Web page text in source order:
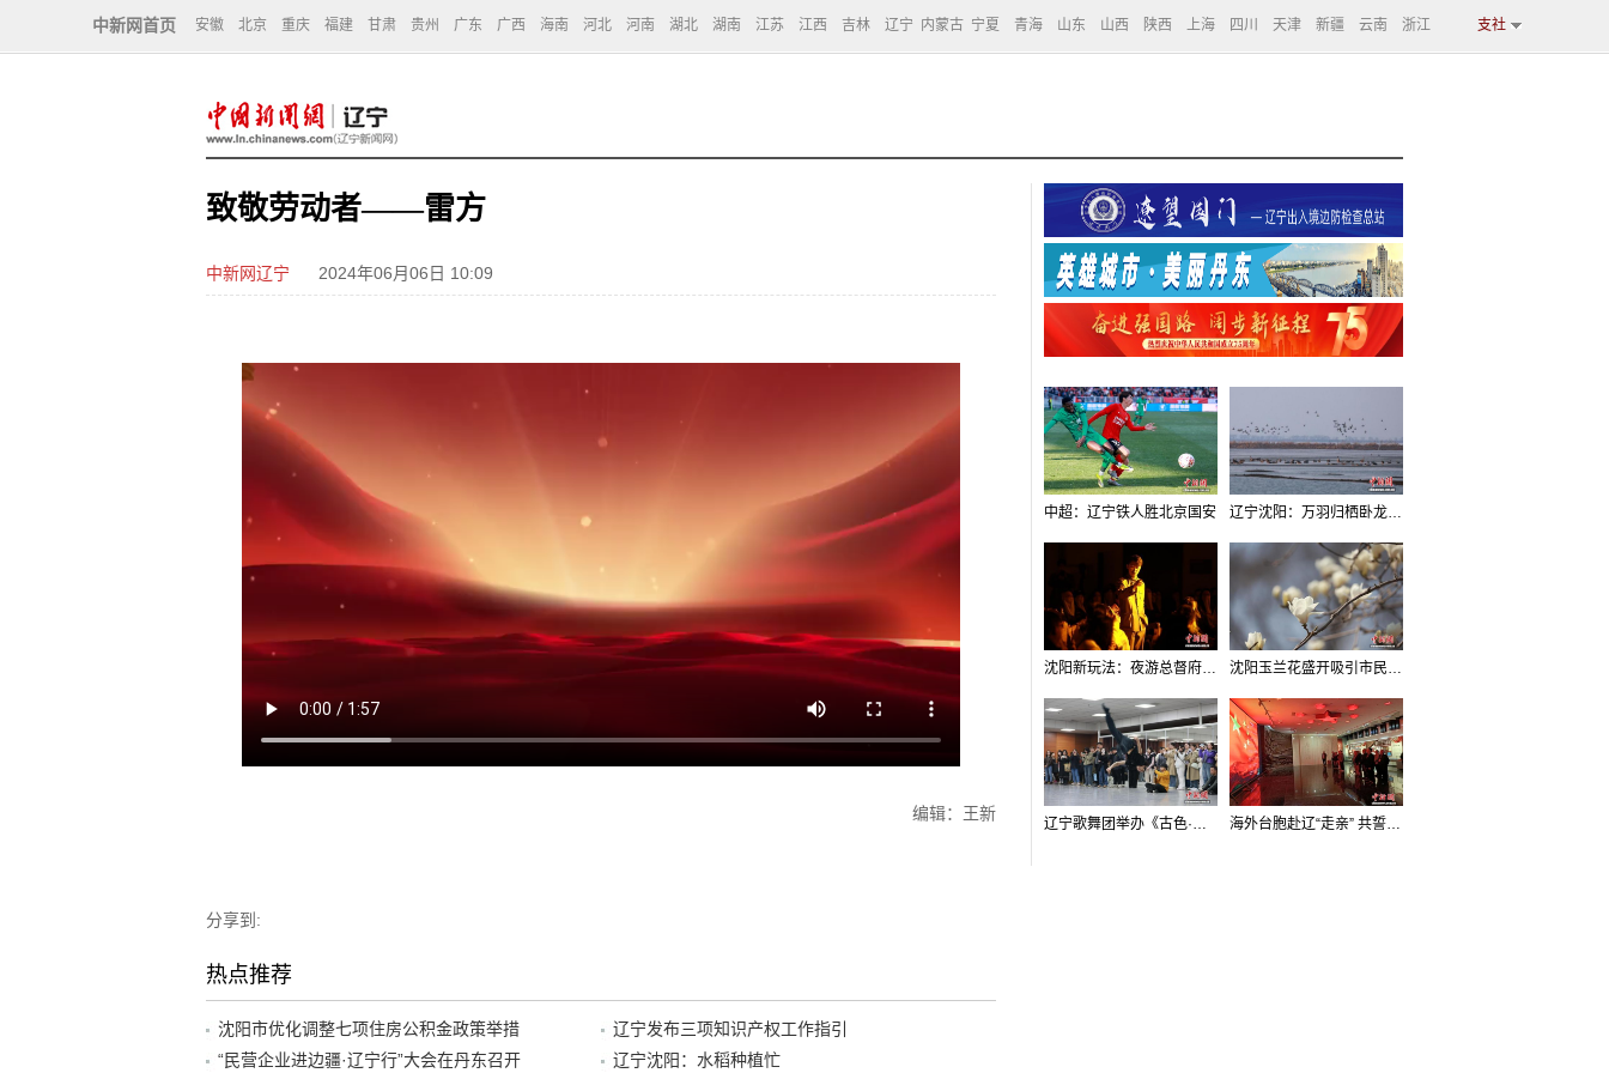
中新网首页 安徽 北京 重庆 福建 甘肃 贵州 广东 广西 海南 河北 河南 湖北 湖南 江苏 江西 吉林 辽宁 内蒙古 宁夏 青海 山东 山西 陕西 上海 四川 天津 新疆 云南 浙江 支社
致敬劳动者——雷方
中新网辽宁 2024年06月06日 10:09
编辑：王新
分享到:
热点推荐
沈阳市优化调整七项住房公积金政策举措
辽宁发布三项知识产权工作指引
“民营企业进边疆·辽宁行”大会在丹东召开
辽宁沈阳：水稻种植忙
中超：辽宁铁人胜北京国安 辽宁沈阳：万羽归栖卧龙湖看群鸟齐飞
沈阳新玩法：夜游总督府，当一回“赴宴者” 沈阳玉兰花盛开吸引市民打卡
辽宁歌舞团举办《古色·国宝辽宁》排练开放日活动 海外台胞赴辽“走亲” 共誓“和平初心”